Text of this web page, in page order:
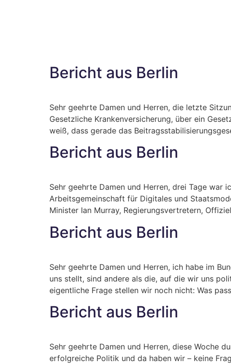
Bericht aus Berlin
Sehr geehrte Damen und Herren, die letzte
Gesetzliche Krankenversicherung, über ein
weiß, dass gerade das
Bericht aus Berlin
Sehr geehrte Damen und Herren, drei Tage war
Arbeitsgemeinschaft für Digitales und
Minister Ian Murray, Regierungsvertretern,
Bericht aus Berlin
Sehr geehrte Damen und Herren, ich habe im
uns stellt, sind andere als die, auf die wir uns
eigentliche Frage stellen wir noch nicht: Was
Bericht aus Berlin
Sehr geehrte Damen und Herren, diese Woche
erfolgreiche Politik und da haben wir – keine